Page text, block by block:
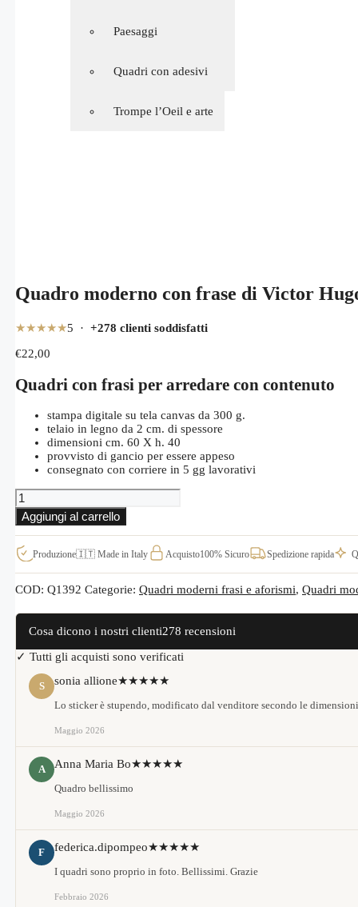
Ragazzi/ragazze
Stickers stilizzati
Trompe l’Oeil e arte
Paesaggi
Quadri con adesivi
Quadro moderno con frase di Victor
★★★★★5 · +278 clienti soddisfatti
€22,00
Quadri con frasi per arredare con contenuto
stampa digitale su tela canvas da 300 g.
telaio in legno da 2 cm. di spessore
dimensioni cm. 60 X h. 40
provvisto di gancio per essere appeso
consegnato con corriere in 5 gg lavorativi
Quadro
moderno
con
frase
di
Victor
Hugo
sul
Q1392
quantità
Aggiungi al carrello
Produzione🇮🇹 Made in Italy Acquisto100% Sicuro Spedizione rapida
COD: Q1392 Categorie: Quadri moderni frasi e aforismi, Quadri
Cosa dicono i nostri clienti278 recensioni
✓ Tutti gli acquisti sono verificati
S sonia allione★★★★★
Lo sticker è stupendo, modificato dal venditore secondo le
Maggio 2026
A Anna Maria Bo★★★★★
Quadro bellissimo
Maggio 2026
F federica.dipompeo★★★★★
I quadri sono proprio in foto. Bellissimi. Grazie
Febbraio 2026